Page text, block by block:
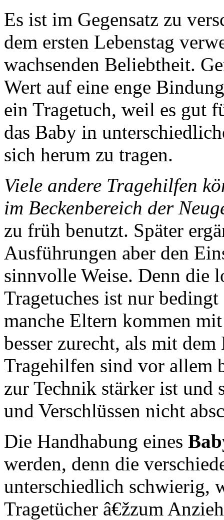
Es ist im Gegensatz zu
dem ersten Lebenstag
wachsenden Beliebtheit.
Wert auf eine enge
ein Tragetuch, weil es gut
das Baby in
sich herum zu tragen.
Viele andere Tragehilfen
im Beckenbereich der
zu früh benutzt. Später
Ausführungen aber den
sinnvolle Weise. Denn die
Tragetuches ist nur
manche Eltern kommen
besser zurecht, als mit
Tragehilfen sind vor allem
zur Technik stärker ist und
und Verschlüssen nicht
Die Handhabung eines
werden, denn die
unterschiedlich schwierig,
Tragetücher â€žzum